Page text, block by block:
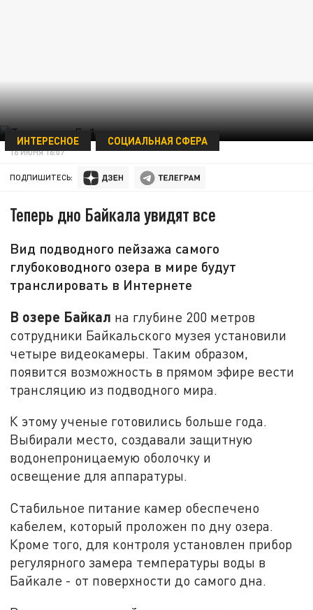
ИНТЕРЕСНОЕ СОЦИАЛЬНАЯ СФЕРА
16 ИЮНЯ 16:07
ПОДПИШИТЕСЬ:
Теперь дно Байкала увидят все
Вид подводного пейзажа самого
глубоководного озера в мире будут
транслировать в Интернете
В озере Байкал на глубине 200 метров
сотрудники Байкальского музея установили
четыре видеокамеры. Таким образом,
появится возможность в прямом эфире вести
трансляцию из подводного мира.
К этому ученые готовились больше года.
Выбирали место, создавали защитную
водонепроницаемую оболочку и
освещение для аппаратуры.
Стабильное питание камер обеспечено
кабелем, который проложен по дну озера.
Кроме того, для контроля установлен прибор
регулярного замера температуры воды в
Байкале - от поверхности до самого дна.